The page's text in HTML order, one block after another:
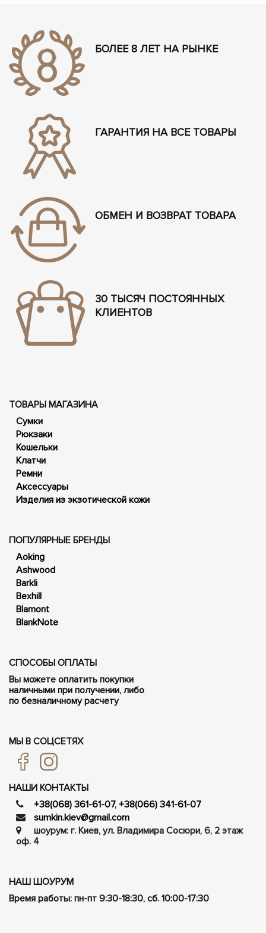
БОЛЕЕ 8 ЛЕТ НА РЫНКЕ
ГАРАНТИЯ НА ВСЕ ТОВАРЫ
ОБМЕН И ВОЗВРАТ ТОВАРА
30 ТЫСЯЧ ПОСТОЯННЫХ
КЛИЕНТОВ
ТОВАРЫ МАГАЗИНА
Сумки
Рюкзаки
Кошельки
Клатчи
Ремни
Аксессуары
Изделия из экзотической кожи
ПОПУЛЯРНЫЕ БРЕНДЫ
Aoking
Ashwood
Barkli
Bexhill
Blamont
BlankNote
СПОСОБЫ ОПЛАТЫ
Вы можете оплатить покупки
наличными при получении, либо
по безналичному расчету
МЫ В СОЦСЕТЯХ
НАШИ КОНТАКТЫ
+38(068) 361-61-07, +38(066) 341-61-07
sumkin.kiev@gmail.com
шоурум: г. Киев, ул. Владимира Сосюри, ​​6, 2 этаж
оф. 4
НАШ ШОУРУМ
Время работы: пн-пт 9:30-18:30, сб. 10:00-17:30